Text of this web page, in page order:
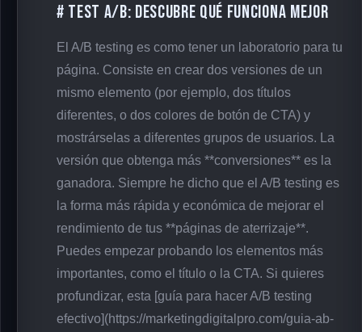
# Test A/B: Descubre Qué Funciona Mejor
El A/B testing es como tener un laboratorio para tu
página. Consiste en crear dos versiones de un
mismo elemento (por ejemplo, dos títulos
diferentes, o dos colores de botón de CTA) y
mostrárselas a diferentes grupos de usuarios. La
versión que obtenga más **conversiones** es la
ganadora. Siempre he dicho que el A/B testing es
la forma más rápida y económica de mejorar el
rendimiento de tus **páginas de aterrizaje**.
Puedes empezar probando los elementos más
importantes, como el título o la CTA. Si quieres
profundizar, esta [guía para hacer A/B testing
efectivo](https://marketingdigitalpro.com/guia-ab-